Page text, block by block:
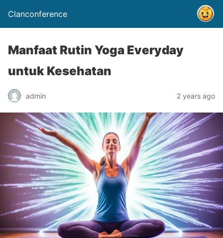
Clanconference
Manfaat Rutin Yoga Everyday
untuk Kesehatan
admin 2 years ago